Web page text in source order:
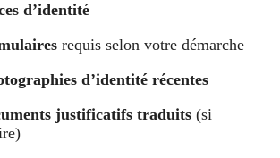
d’identité
requis selon votre démarche
d’identité récentes
justificatifs traduits (si